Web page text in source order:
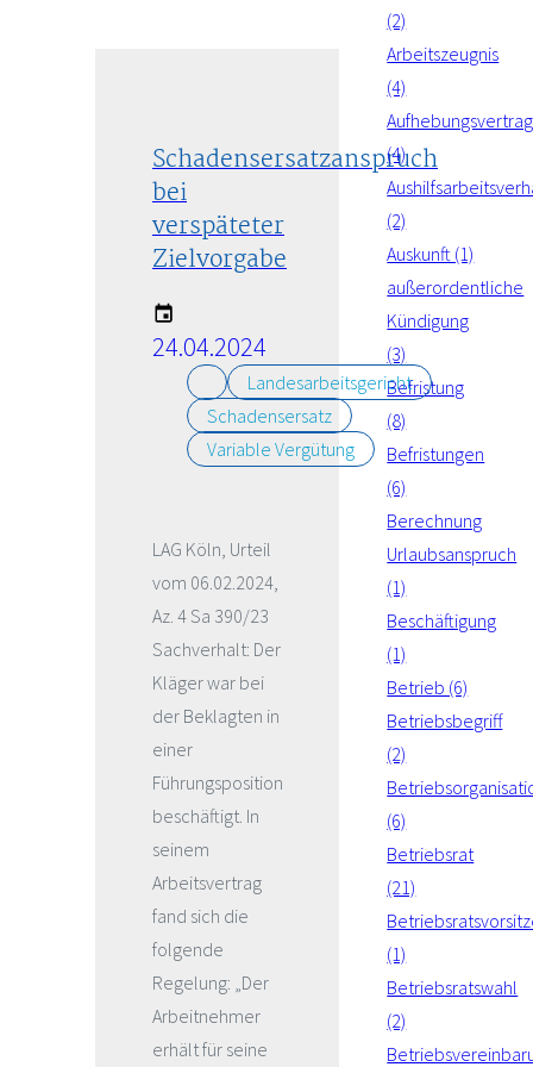
Schadensersatzanspruch
bei
verspäteter
Zielvorgabe
24.04.2024
Landesarbeitsgericht
Schadensersatz
Variable Vergütung
LAG Köln, Urteil
vom 06.02.2024,
Az. 4 Sa 390/23
Sachverhalt: Der
Kläger war bei
der Beklagten in
einer
Führungsposition
beschäftigt. In
seinem
Arbeitsvertrag
fand sich die
folgende
Regelung: „Der
Arbeitnehmer
erhält für seine
(2)
Arbeitszeugnis
(4)
Aufhebungsvertrag
(4)
(2)
Auskunft (1)
außerordentliche
Kündigung
(3)
Befristung
(8)
Befristungen
(6)
Berechnung
Urlaubsanspruch
(1)
Beschäftigung
(1)
Betrieb (6)
Betriebsbegriff
(2)
(6)
Betriebsrat
(21)
(1)
Betriebsratswahl
(2)